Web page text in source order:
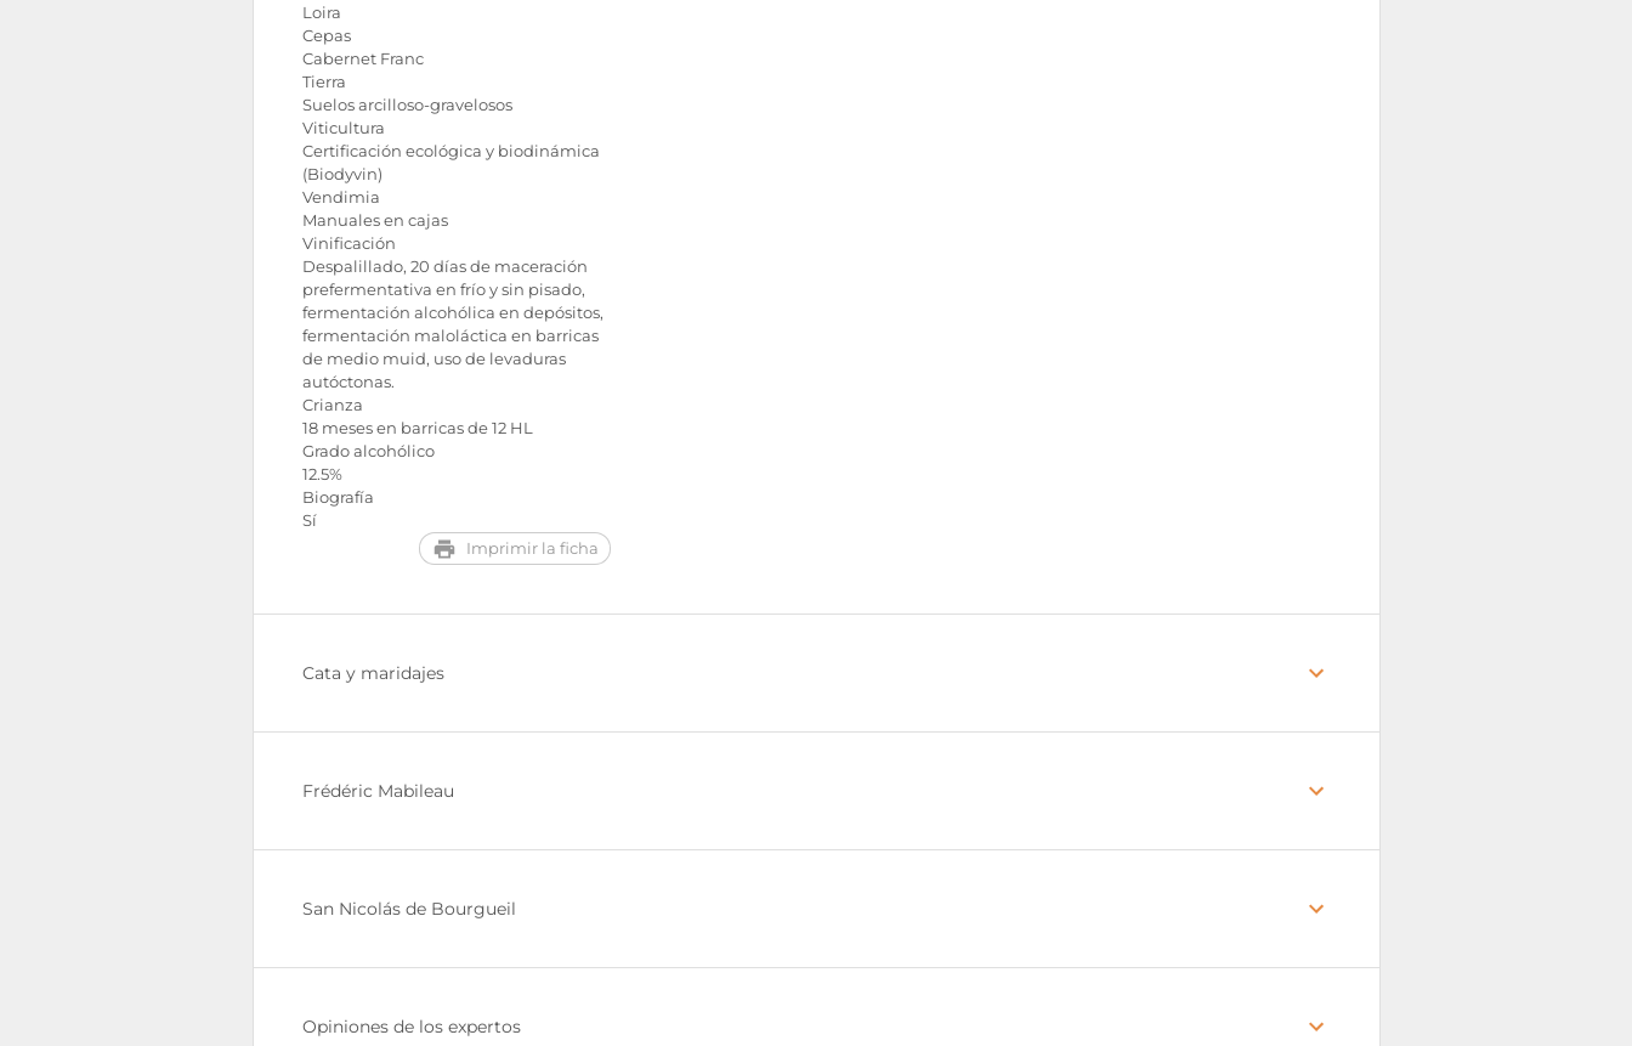
Loira
Cepas
Cabernet Franc
Tierra
Suelos arcilloso-gravelosos
Viticultura
Certificación ecológica y biodinámica
(Biodyvin)
Vendimia
Manuales en cajas
Vinificación
Despalillado, 20 días de maceración
prefermentativa en frío y sin pisado,
fermentación alcohólica en depósitos,
fermentación maloláctica en barricas
de medio muid, uso de levaduras
autóctonas.
Crianza
18 meses en barricas de 12 HL
Grado alcohólico
12.5%
Biografía
Sí
Imprimir la ficha
Cata y maridajes
Frédéric Mabileau
San Nicolás de Bourgueil
Opiniones de los expertos